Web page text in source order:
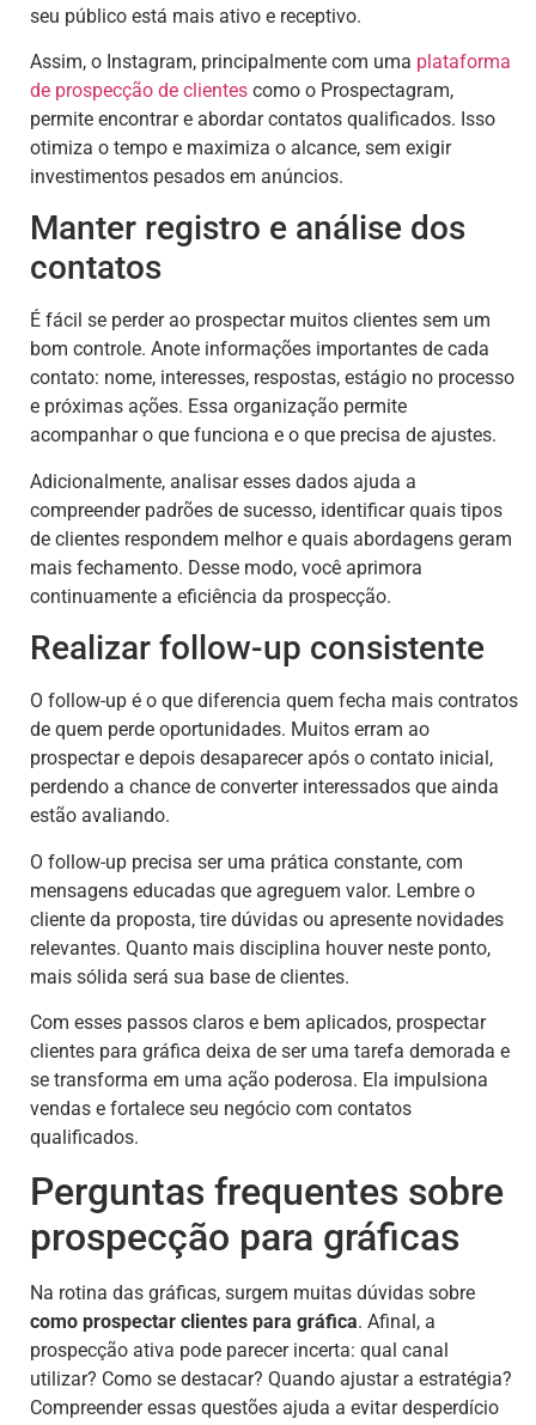
seu público está mais ativo e receptivo.
Assim, o Instagram, principalmente com uma plataforma
de prospecção de clientes como o Prospectagram,
permite encontrar e abordar contatos qualificados. Isso
otimiza o tempo e maximiza o alcance, sem exigir
investimentos pesados em anúncios.
Manter registro e análise dos
contatos
É fácil se perder ao prospectar muitos clientes sem um
bom controle. Anote informações importantes de cada
contato: nome, interesses, respostas, estágio no processo
e próximas ações. Essa organização permite
acompanhar o que funciona e o que precisa de ajustes.
Adicionalmente, analisar esses dados ajuda a
compreender padrões de sucesso, identificar quais tipos
de clientes respondem melhor e quais abordagens geram
mais fechamento. Desse modo, você aprimora
continuamente a eficiência da prospecção.
Realizar follow-up consistente
O follow-up é o que diferencia quem fecha mais contratos
de quem perde oportunidades. Muitos erram ao
prospectar e depois desaparecer após o contato inicial,
perdendo a chance de converter interessados que ainda
estão avaliando.
O follow-up precisa ser uma prática constante, com
mensagens educadas que agreguem valor. Lembre o
cliente da proposta, tire dúvidas ou apresente novidades
relevantes. Quanto mais disciplina houver neste ponto,
mais sólida será sua base de clientes.
Com esses passos claros e bem aplicados, prospectar
clientes para gráfica deixa de ser uma tarefa demorada e
se transforma em uma ação poderosa. Ela impulsiona
vendas e fortalece seu negócio com contatos
qualificados.
Perguntas frequentes sobre
prospecção para gráficas
Na rotina das gráficas, surgem muitas dúvidas sobre
como prospectar clientes para gráfica. Afinal, a
prospecção ativa pode parecer incerta: qual canal
utilizar? Como se destacar? Quando ajustar a estratégia?
Compreender essas questões ajuda a evitar desperdício